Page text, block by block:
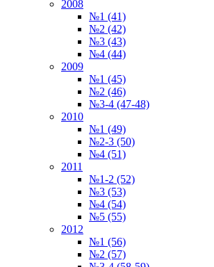
2008
№1 (41)
№2 (42)
№3 (43)
№4 (44)
2009
№1 (45)
№2 (46)
№3-4 (47-48)
2010
№1 (49)
№2-3 (50)
№4 (51)
2011
№1-2 (52)
№3 (53)
№4 (54)
№5 (55)
2012
№1 (56)
№2 (57)